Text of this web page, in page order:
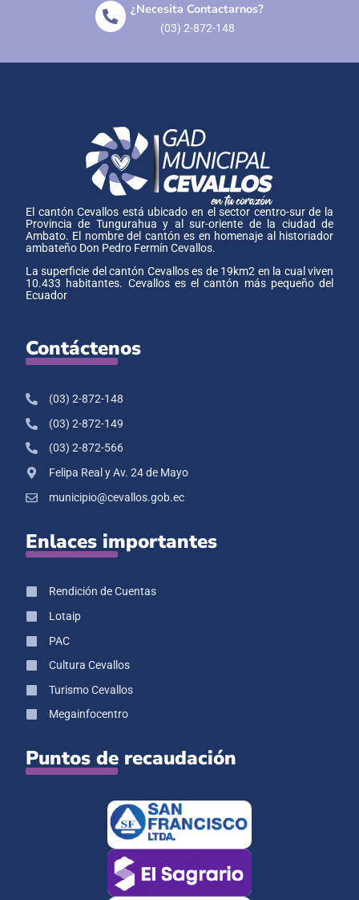
¿Necesita Contactarnos?
(03) 2-872-148
El cantón Cevallos está ubicado en el sector centro-sur de la
Provincia de Tungurahua y al sur-oriente de la ciudad de
Ambato. El nombre del cantón es en homenaje al historiador
ambateño Don Pedro Fermín Cevallos.
La superficie del cantón Cevallos es de 19km2 en la cual viven
10.433 habitantes. Cevallos es el cantón más pequeño del
Ecuador
Contáctenos
(03) 2-872-148
(03) 2-872-149
(03) 2-872-566
Felipa Real y Av. 24 de Mayo
municipio@cevallos.gob.ec
Enlaces importantes
Rendición de Cuentas
Lotaip
PAC
Cultura Cevallos
Turismo Cevallos
Megainfocentro
Puntos de recaudación